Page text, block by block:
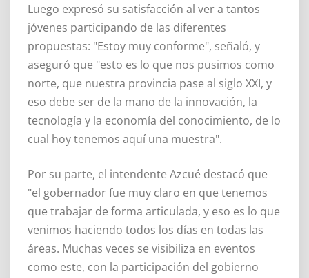
Luego expresó su satisfacción al ver a tantos
jóvenes participando de las diferentes
propuestas: "Estoy muy conforme", señaló, y
aseguró que "esto es lo que nos pusimos como
norte, que nuestra provincia pase al siglo XXI, y
eso debe ser de la mano de la innovación, la
tecnología y la economía del conocimiento, de lo
cual hoy tenemos aquí una muestra".
Por su parte, el intendente Azcué destacó que
"el gobernador fue muy claro en que tenemos
que trabajar de forma articulada, y eso es lo que
venimos haciendo todos los días en todas las
áreas. Muchas veces se visibiliza en eventos
como este, con la participación del gobierno